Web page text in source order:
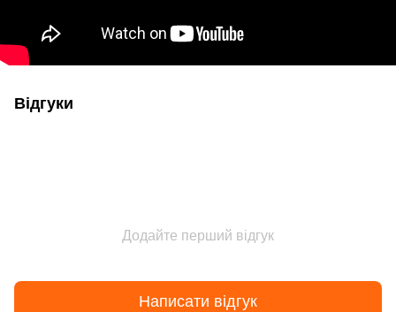
Відгуки
Додайте перший відгук
Написати відгук